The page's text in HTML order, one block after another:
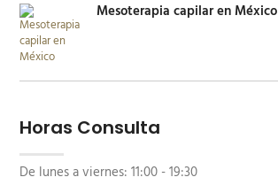
Mesoterapia capilar en México
Horas Consulta
De lunes a viernes: 11:00 - 19:30